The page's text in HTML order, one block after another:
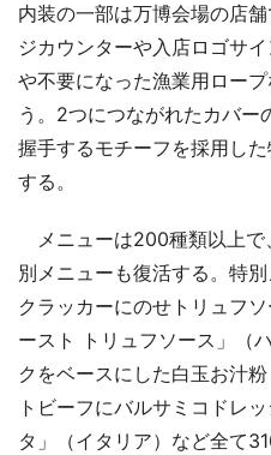
内装の一部は万博会場の店
ジカウンターや入店ロゴサ
や不要になった漁業用ロー
う。2つにつながれたカバー
握手するモチーフを採用し
する。
メニューは200種類以上で
別メニューも復活する。特
クラッカーにのせトリュフ
ースト トリュフソース」（
クをベースにした白玉お汁
トビーフにバルサミコドレ
タ」（イタリア）など全て